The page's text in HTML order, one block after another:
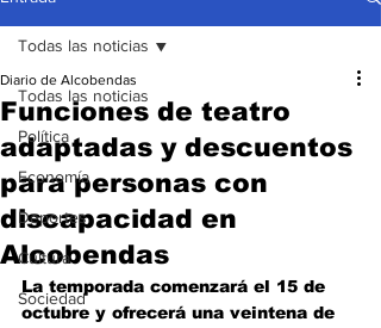
Todas las noticias
Política
Economía
Deportes
Cultura
Sociedad
Todas las noticias
Funciones de teatro
adaptadas y descuentos
para personas con
discapacidad en
Alcobendas
Diario de Alcobendas
La temporada comenzará el 15 de
octubre y ofrecerá una veintena de